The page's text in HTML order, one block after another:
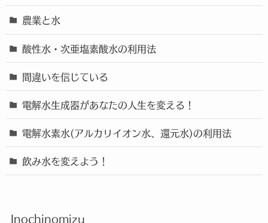
農業と水
酸性水・次亜塩素酸水の利用法
間違いを信じている
電解水生成器があなたの人生を変える！
電解水素水(アルカリイオン水、還元水)の利用法
飲み水を変えよう！
Inochinomizu